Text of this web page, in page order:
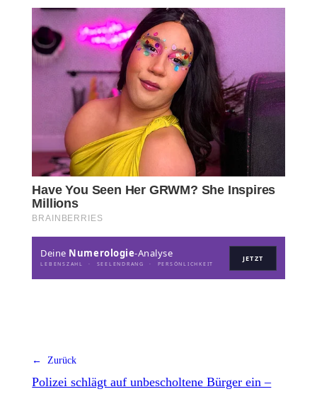
Deine Numerologie-Analyse
LEBENSZAHL · SEELENDRANG · PERSÖNLICHKEIT
JETZT
← Zurück
Polizei schlägt auf unbescholtene Bürger ein –